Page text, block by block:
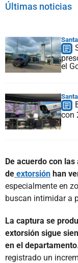
Últimas noticias
el
con
De acuerdo con
de extorsión han
especialmente en
buscan intimidar a
La captura se
extorsión sigue
en el
registrado un